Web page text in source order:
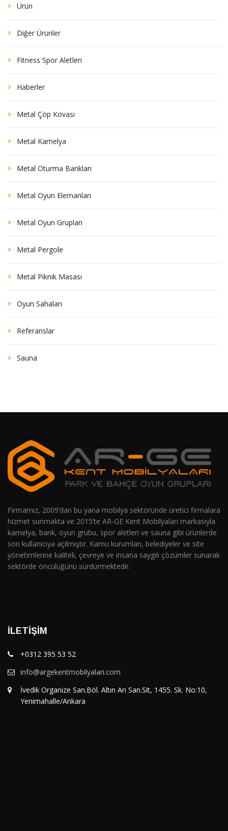
Ürün
Diğer Ürünler
Fitness Spor Aletleri
Haberler
Metal Çöp Kovası
Metal Kamelya
Metal Oturma Bankları
Metal Oyun Elemanları
Metal Oyun Grupları
Metal Pergole
Metal Piknik Masası
Oyun Sahaları
Referanslar
Sauna
Firmamız, 2009’dan bu yana mobilya sektöründe üretici firmalara
hizmet sunmakta ve 2015’te AR-GE Kent Mobilyaları markasıyla
kamelya, bank, oyun grubu, spor aletleri ve sauna gibi ürünlerde
son kullanıcıya açılmıştır. Kamu kurumları, belediyeler ve site
yönetimlerine kaliteli, çevreye ve insana saygılı çözümler sunarak
sektörde öncülüğünü sürdürmektedir.
İLETIŞIM
+0312 395 53 52
info@argekentmobilyalari.com
İvedik Organize San.Böl. Altın Arı San.Sit, 1455. Sk. No:10,
Yenimahalle/Ankara